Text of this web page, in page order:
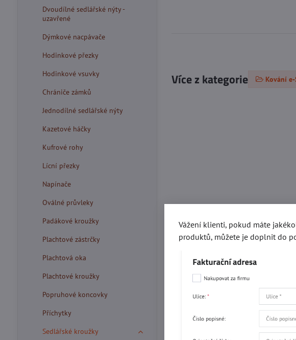
Více z kategorie Kování e-
Dvoudílné sedlářské nýty -
uzavřené
Dýmkové nacpávače
Hodinkové přezky
Hodinkové vsuvky
Chrániče zámků
Jednodílné sedlářské nýty
Kazetové háčky
Kufrové rohy
Lícní přezky
Napínače
Oválné průvleky
Padákové kroužky
Plachtové zástrčky
Plachtová oka
Plachtové kroužky
Popruhové koncovky
Příchytky
Sedlářské kroužky
Vážení klienti, pokud máte
produktů, můžete je doplnit do